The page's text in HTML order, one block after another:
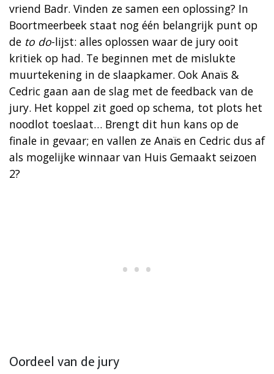
vriend Badr. Vinden ze samen een oplossing? In
Boortmeerbeek staat nog één belangrijk punt op
de to do-lijst: alles oplossen waar de jury ooit
kritiek op had. Te beginnen met de mislukte
muurtekening in de slaapkamer. Ook Anaïs &
Cedric gaan aan de slag met de feedback van de
jury. Het koppel zit goed op schema, tot plots het
noodlot toeslaat… Brengt dit hun kans op de
finale in gevaar; en vallen ze Anaïs en Cedric dus af
als mogelijke winnaar van Huis Gemaakt seizoen
2?
Oordeel van de jury